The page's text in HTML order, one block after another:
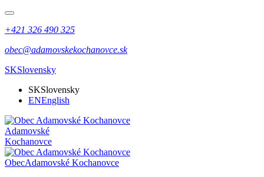
+421 326 490 325
obec@adamovskekochanovce.sk
SKSlovensky
SKSlovensky
ENEnglish
Adamovské
Kochanovce
ObecAdamovské Kochanovce